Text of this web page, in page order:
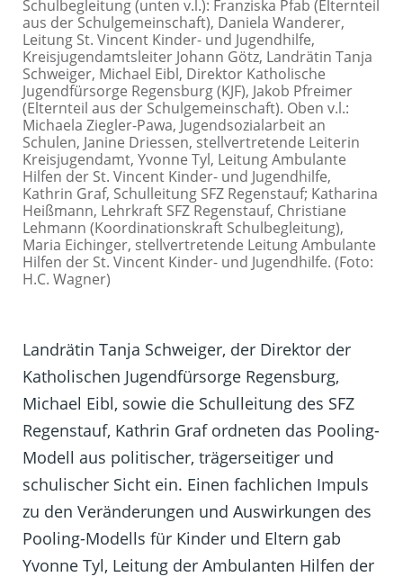
Schulbegleitung (unten v.l.): Franziska Pfab (Elternteil
aus der Schulgemeinschaft), Daniela Wanderer,
Leitung St. Vincent Kinder- und Jugendhilfe,
Kreisjugendamtsleiter Johann Götz, Landrätin Tanja
Schweiger, Michael Eibl, Direktor Katholische
Jugendfürsorge Regensburg (KJF), Jakob Pfreimer
(Elternteil aus der Schulgemeinschaft). Oben v.l.:
Michaela Ziegler-Pawa, Jugendsozialarbeit an
Schulen, Janine Driessen, stellvertretende Leiterin
Kreisjugendamt, Yvonne Tyl, Leitung Ambulante
Hilfen der St. Vincent Kinder- und Jugendhilfe,
Kathrin Graf, Schulleitung SFZ Regenstauf; Katharina
Heißmann, Lehrkraft SFZ Regenstauf, Christiane
Lehmann (Koordinationskraft Schulbegleitung),
Maria Eichinger, stellvertretende Leitung Ambulante
Hilfen der St. Vincent Kinder- und Jugendhilfe. (Foto:
H.C. Wagner)
Landrätin Tanja Schweiger, der Direktor der
Katholischen Jugendfürsorge Regensburg,
Michael Eibl, sowie die Schulleitung des SFZ
Regenstauf, Kathrin Graf ordneten das Pooling-
Modell aus politischer, trägerseitiger und
schulischer Sicht ein. Einen fachlichen Impuls
zu den Veränderungen und Auswirkungen des
Pooling-Modells für Kinder und Eltern gab
Yvonne Tyl, Leitung der Ambulanten Hilfen der